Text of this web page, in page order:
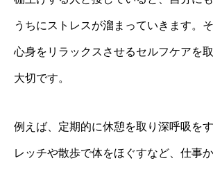
うちにストレスが溜まっていきます。
心身をリラックスさせるセルフケアを
大切です。
例えば、定期的に休憩を取り深呼吸を
レッチや散歩で体をほぐすなど、仕事